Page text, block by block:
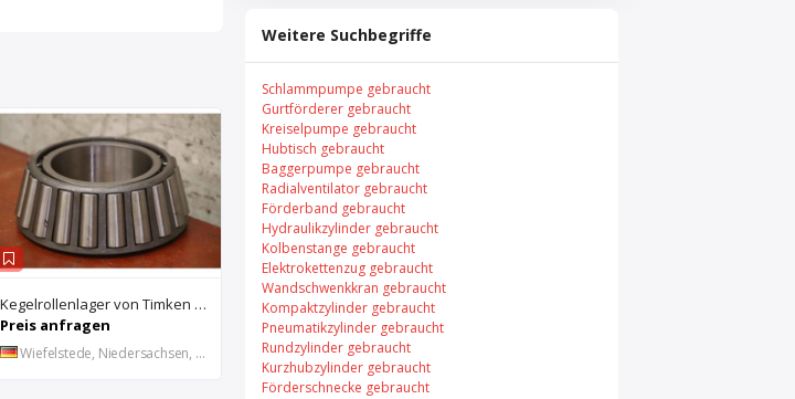
Kegelrollenlager von Timken – HH421246 C
Preis anfragen
Wiefelstede, Niedersachsen, DE
Weitere Suchbegriffe
Schlammpumpe gebraucht
Gurtförderer gebraucht
Kreiselpumpe gebraucht
Hubtisch gebraucht
Baggerpumpe gebraucht
Radialventilator gebraucht
Förderband gebraucht
Hydraulikzylinder gebraucht
Kolbenstange gebraucht
Elektrokettenzug gebraucht
Wandschwenkkran gebraucht
Kompaktzylinder gebraucht
Pneumatikzylinder gebraucht
Rundzylinder gebraucht
Kurzhubzylinder gebraucht
Förderschnecke gebraucht